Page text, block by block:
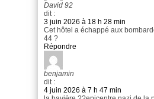
David 92
dit :
3 juin 2026 à 18 h 28 min
Cet hôtel a échappé aux
44 ?
Répondre
benjamin
dit :
4 juin 2026 à 7 h 47 min